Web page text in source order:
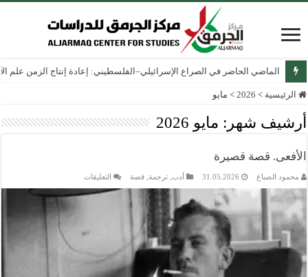
الماضي الحاضر في الصراع الإسرائيلي–الفلسطيني: إعادة إنتاج الزمن علم
الرئيسية >
2026
> مايو
أرشيف شهر: مايو 2026
الأفعى. قصة قصيرة
محمود الصباغ 31.05.2026 أدب ,ترجمة ,قصة التعليقات
قصة
مغلقة